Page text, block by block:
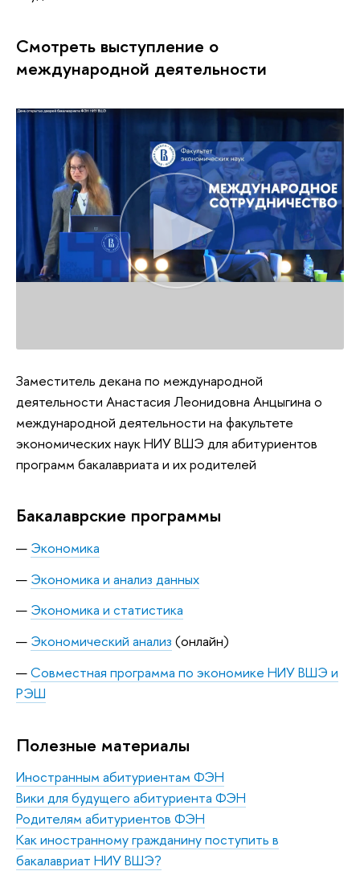
Смотреть выступление о
международной деятельности
Заместитель декана по международной
деятельности Анастасия Леонидовна Анцыгина о
международной деятельности на факультете
экономических наук НИУ ВШЭ для абитуриентов
программ бакалавриата и их родителей
Бакалаврские программы
Экономика
Экономика и анализ данных
Экономика и статистика
Экономический анализ (онлайн)
Совместная программа по экономике НИУ ВШЭ и
РЭШ
Полезные материалы
Иностранным абитуриентам ФЭН
Вики для будущего абитуриента ФЭН
Родителям абитуриентов ФЭН
Как иностранному гражданину поступить в
бакалавриат НИУ ВШЭ?